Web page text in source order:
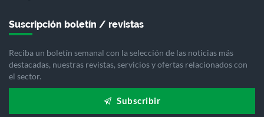
Suscripción boletín / revistas
Reciba un boletín semanal con la selección de las noticias más
destacadas, nuestras revistas, servicios y ofertas relacionados con
el sector.
Subscribir